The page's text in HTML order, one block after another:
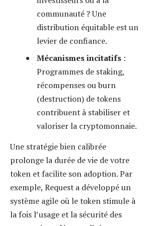
Type de
Token
Usage
principal
Exemple
Utility
Accès à un
service
iExec
Security
Actif
financier
Tokenisés
via Arianee
Governance
Votes
Plateformes
NFT
Actifs
uniques
Sorare
Créer et déployer votre